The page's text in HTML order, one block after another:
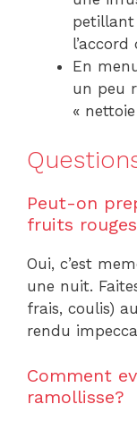
petillant
En
un peu
«
Peut-on
fruits
Oui, c’est
une nuit.
frais, coulis)
rendu
Comment
ramollisse?